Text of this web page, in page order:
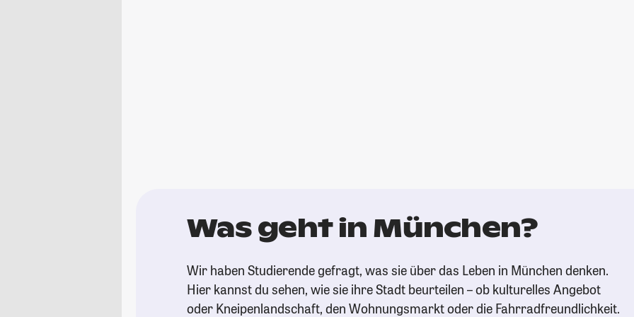
Was geht in München?
Wir haben Studierende gefragt, was sie über das Leben in München denken.
Hier kannst du sehen, wie sie ihre Stadt beurteilen – ob kulturelles Angebot
oder Kneipenlandschaft, den Wohnungsmarkt oder die Fahrradfreundlichkeit.